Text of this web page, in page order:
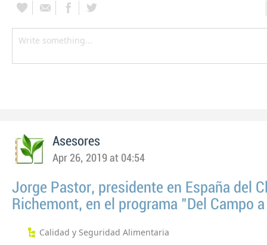
Asesores
Apr 26, 2019 at 04:54
Jorge Pastor, presidente en España del
Richemont, en el programa "Del Campo
Calidad y Seguridad Alimentaria